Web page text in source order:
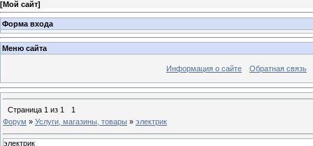
[Мой сайт]
Форма входа
Меню сайта
Информация о сайте Обратная связь
Страница 1 из 1
1
Форум » Услуги, магазины, товары » электрик
электрик